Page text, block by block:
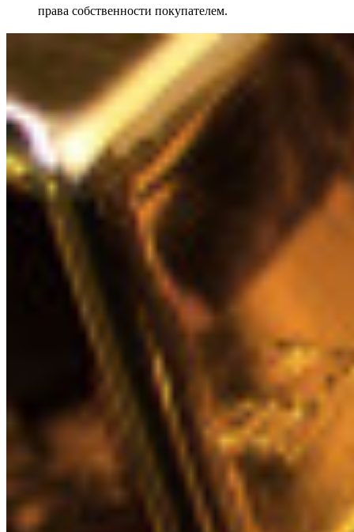
права собственности покупателем.